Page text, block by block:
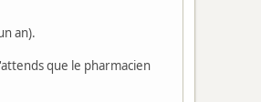
an).
que le pharmacien